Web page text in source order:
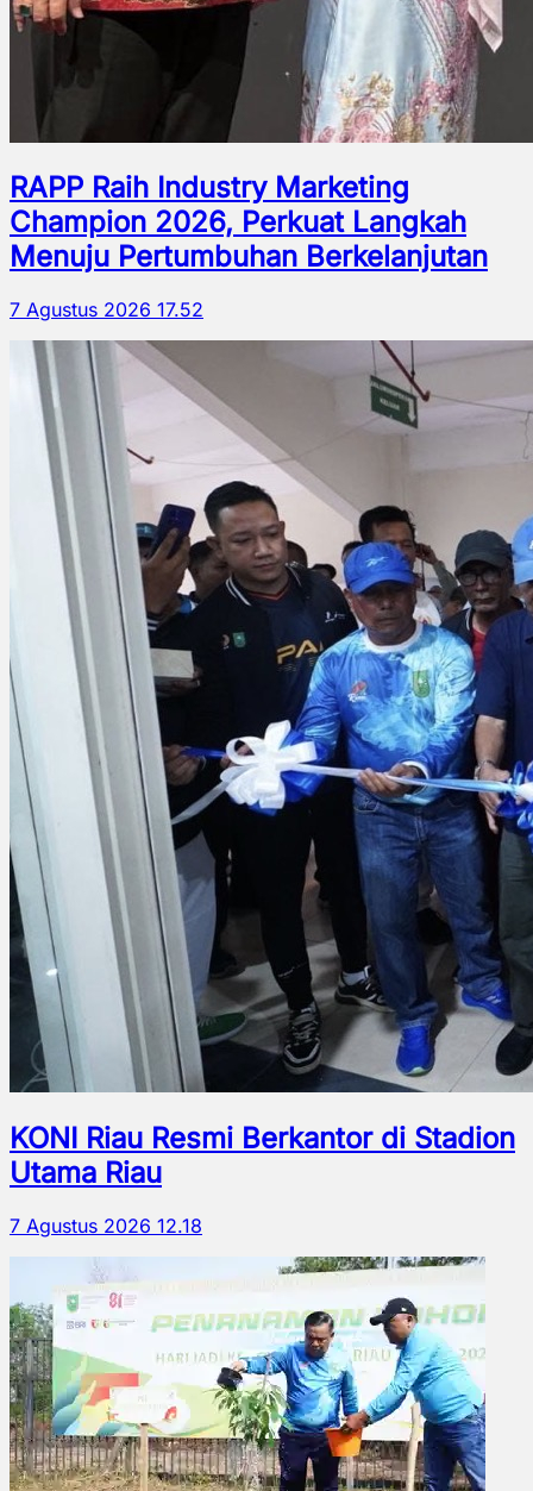
RAPP Raih Industry Marketing
Champion 2026, Perkuat Langkah
Menuju Pertumbuhan Berkelanjutan
7 Agustus 2026 17.52
KONI Riau Resmi Berkantor di Stadion
Utama Riau
7 Agustus 2026 12.18